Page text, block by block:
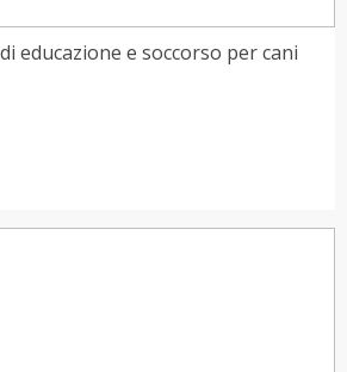
educazione e soccorso per cani